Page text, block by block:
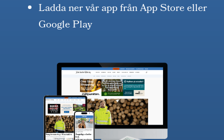
Ladda ner vår app från App Store eller
Google Play